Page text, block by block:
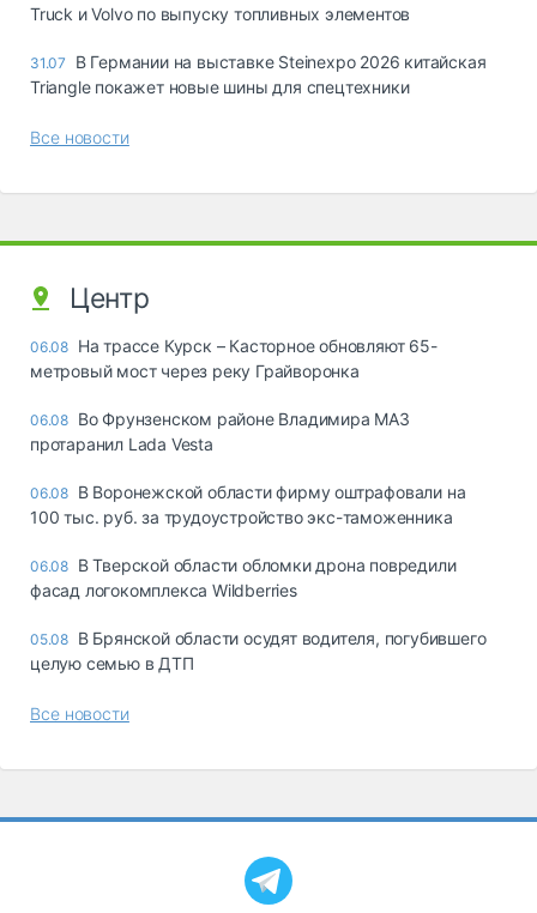
Truck и Volvo по выпуску топливных элементов
31.07
В Германии на выставке Steinexpo 2026 китайская
Triangle покажет новые шины для спецтехники
Все новости
Центр
06.08 На трассе Курск – Касторное обновляют 65-
метровый мост через реку Грайворонка
06.08 Во Фрунзенском районе Владимира МАЗ
протаранил Lada Vesta
06.08 В Воронежской области фирму оштрафовали на
100 тыс. руб. за трудоустройство экс-таможенника
06.08 В Тверской области обломки дрона повредили
фасад логокомплекса Wildberries
05.08 В Брянской области осудят водителя, погубившего
целую семью в ДТП
Все новости